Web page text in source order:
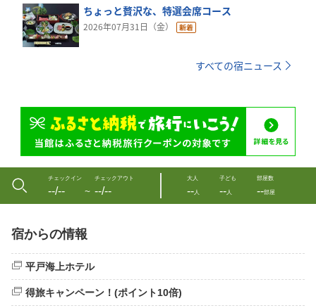
ちょっと贅沢な、特選会席コース
2026年07月31日（金）
すべての宿ニュース
チェックイン
--/-- 〜
チェックアウト
--/--
大人
--人
子ども
--人
部屋数
--部屋
宿からの情報
平戸海上ホテル
得旅キャンペーン！(ポイント10倍)